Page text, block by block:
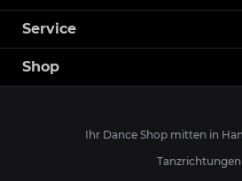
Service
Shop
Ihr Dance Shop mitten in
Tanzrichtungen